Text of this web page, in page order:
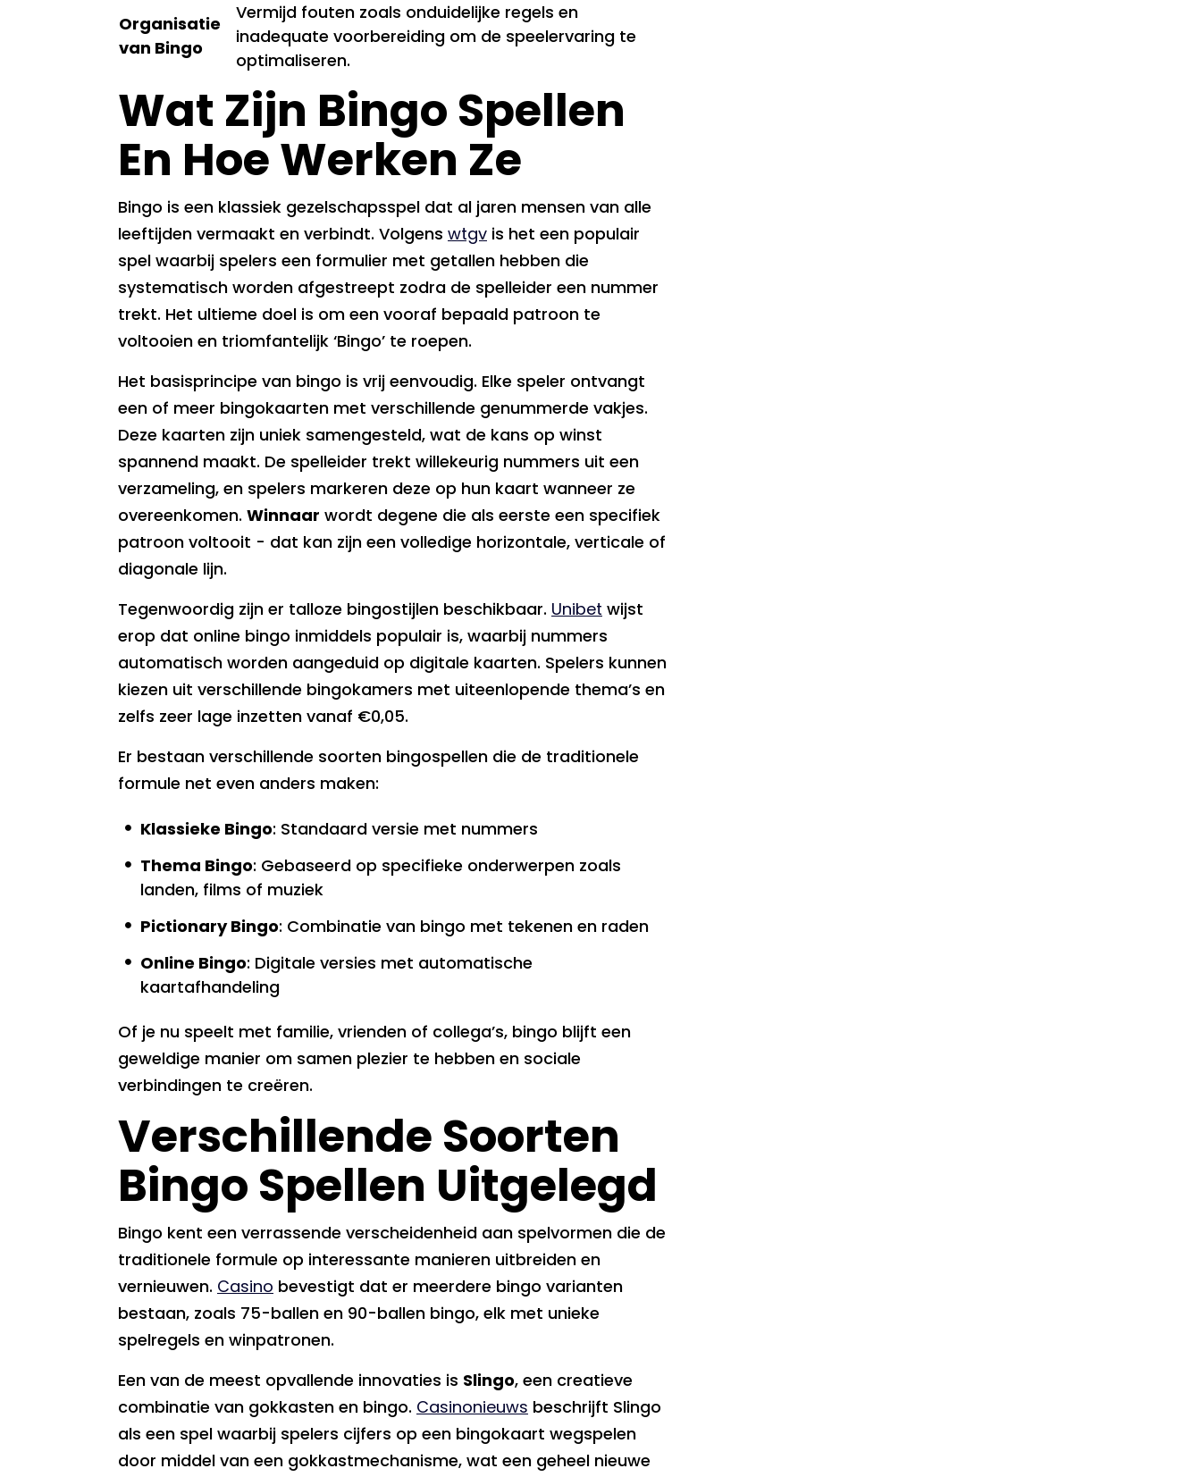
Organisatie
van Bingo
Vermijd fouten zoals onduidelijke regels en
inadequate voorbereiding om de speelervaring te
optimaliseren.
Wat Zijn Bingo Spellen
En Hoe Werken Ze
Bingo is een klassiek gezelschapsspel dat al jaren mensen van alle
leeftijden vermaakt en verbindt. Volgens wtgv is het een populair
spel waarbij spelers een formulier met getallen hebben die
systematisch worden afgestreept zodra de spelleider een nummer
trekt. Het ultieme doel is om een vooraf bepaald patroon te
voltooien en triomfantelijk ‘Bingo’ te roepen.
Het basisprincipe van bingo is vrij eenvoudig. Elke speler ontvangt
een of meer bingokaarten met verschillende genummerde vakjes.
Deze kaarten zijn uniek samengesteld, wat de kans op winst
spannend maakt. De spelleider trekt willekeurig nummers uit een
verzameling, en spelers markeren deze op hun kaart wanneer ze
overeenkomen. Winnaar wordt degene die als eerste een specifiek
patroon voltooit - dat kan zijn een volledige horizontale, verticale of
diagonale lijn.
Tegenwoordig zijn er talloze bingostijlen beschikbaar. Unibet wijst
erop dat online bingo inmiddels populair is, waarbij nummers
automatisch worden aangeduid op digitale kaarten. Spelers kunnen
kiezen uit verschillende bingokamers met uiteenlopende thema’s en
zelfs zeer lage inzetten vanaf €0,05.
Er bestaan verschillende soorten bingospellen die de traditionele
formule net even anders maken:
Klassieke Bingo: Standaard versie met nummers
Thema Bingo: Gebaseerd op specifieke onderwerpen zoals
landen, films of muziek
Pictionary Bingo: Combinatie van bingo met tekenen en raden
Online Bingo: Digitale versies met automatische
kaartafhandeling
Of je nu speelt met familie, vrienden of collega’s, bingo blijft een
geweldige manier om samen plezier te hebben en sociale
verbindingen te creëren.
Verschillende Soorten
Bingo Spellen Uitgelegd
Bingo kent een verrassende verscheidenheid aan spelvormen die de
traditionele formule op interessante manieren uitbreiden en
vernieuwen. Casino bevestigt dat er meerdere bingo varianten
bestaan, zoals 75-ballen en 90-ballen bingo, elk met unieke
spelregels en winpatronen.
Een van de meest opvallende innovaties is Slingo, een creatieve
combinatie van gokkasten en bingo. Casinonieuws beschrijft Slingo
als een spel waarbij spelers cijfers op een bingokaart wegspelen
door middel van een gokkastmechanisme, wat een geheel nieuwe